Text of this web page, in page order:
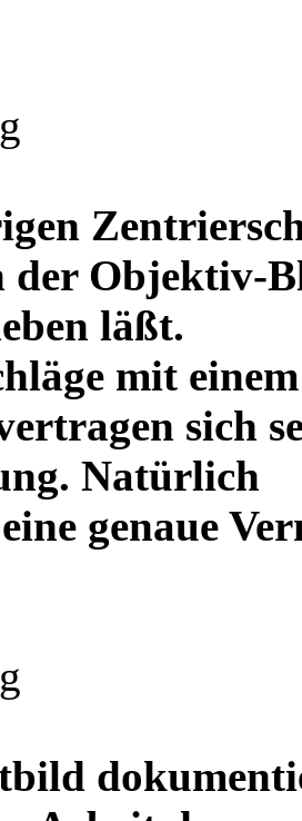
der Objektiv-
läßt.
mit
sich
Natürlich
genaue